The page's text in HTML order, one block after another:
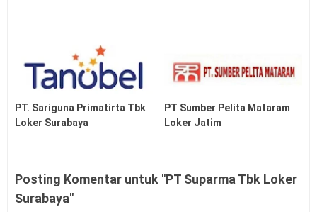
PT. Sariguna Primatirta Tbk
Loker Surabaya
PT Sumber Pelita Mataram
Loker Jatim
Posting Komentar untuk "PT Suparma Tbk Loker
Surabaya"